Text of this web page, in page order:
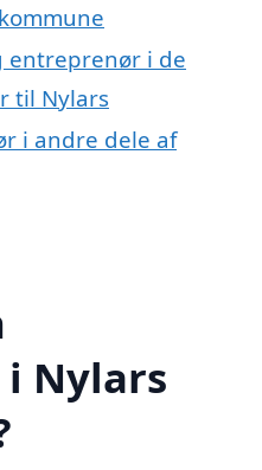
entreprenør i de
til Nylars
i andre dele af
Nylars